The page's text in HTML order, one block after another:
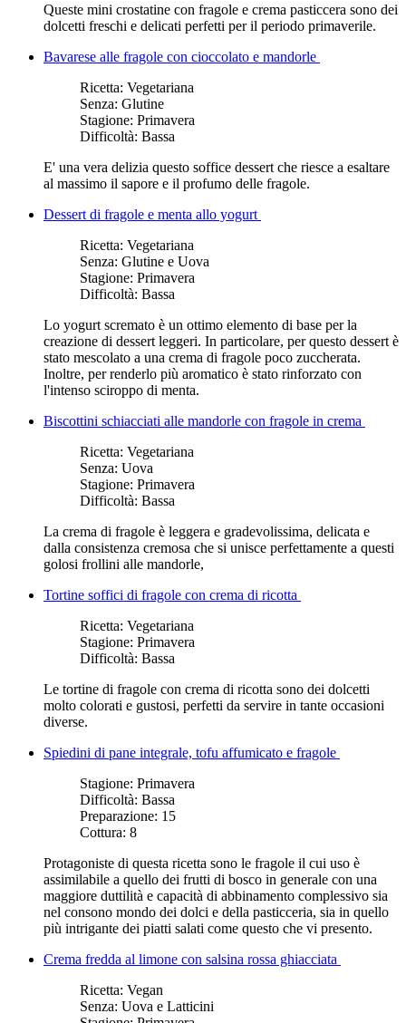
Queste mini crostatine con fragole e crema pasticcera sono dei
dolcetti freschi e delicati perfetti per il periodo primaverile.
Bavarese alle fragole con cioccolato e mandorle
Ricetta: Vegetariana
Senza: Glutine
Stagione: Primavera
Difficoltà: Bassa
E' una vera delizia questo soffice dessert che riesce a esaltare
al massimo il sapore e il profumo delle fragole.
Dessert di fragole e menta allo yogurt
Ricetta: Vegetariana
Senza: Glutine e Uova
Stagione: Primavera
Difficoltà: Bassa
Lo yogurt scremato è un ottimo elemento di base per la
creazione di dessert leggeri. In particolare, per questo dessert è
stato mescolato a una crema di fragole poco zuccherata.
Inoltre, per renderlo più aromatico è stato rinforzato con
l'intenso sciroppo di menta.
Biscottini schiacciati alle mandorle con fragole in crema
Ricetta: Vegetariana
Senza: Uova
Stagione: Primavera
Difficoltà: Bassa
La crema di fragole è leggera e gradevolissima, delicata e
dalla consistenza cremosa che si unisce perfettamente a questi
golosi frollini alle mandorle,
Tortine soffici di fragole con crema di ricotta
Ricetta: Vegetariana
Stagione: Primavera
Difficoltà: Bassa
Le tortine di fragole con crema di ricotta sono dei dolcetti
molto colorati e gustosi, perfetti da servire in tante occasioni
diverse.
Spiedini di pane integrale, tofu affumicato e fragole
Stagione: Primavera
Difficoltà: Bassa
Preparazione: 15
Cottura: 8
Protagoniste di questa ricetta sono le fragole il cui uso è
assimilabile a quello dei frutti di bosco in generale con una
maggiore duttilità e capacità di abbinamento complessivo sia
nel consono mondo dei dolci e della pasticceria, sia in quello
più intrigante dei piatti salati come questo che vi presento.
Crema fredda al limone con salsina rossa ghiacciata
Ricetta: Vegan
Senza: Uova e Latticini